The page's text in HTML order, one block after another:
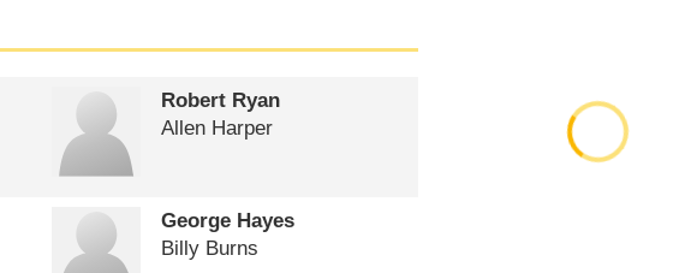
Robert Ryan
Allen Harper
George Hayes
Billy Burns